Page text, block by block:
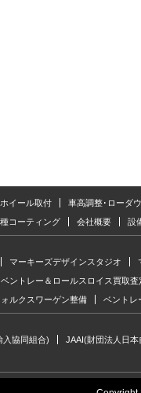
イール取付 車高調整･ローダ
コーティング 会社概要 設
マーキーズデザインスタジオ
ベントレー＆ロールスロイス買取査
ルクスワーゲン整備 ベントレ
入協同組合) JAAI(財団法人日